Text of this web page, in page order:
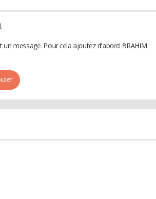
message. Pour cela ajoutez d'abord BRAHIM